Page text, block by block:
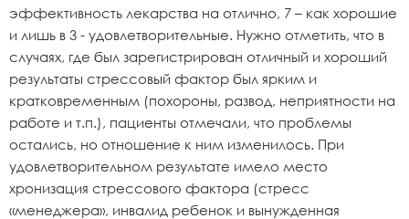
эффективность лекарства на отлично, 7 – как хорошие
и лишь в 3 - удовлетворительные. Нужно отметить, что в
случаях, где был зарегистрирован отличный и хороший
результаты стрессовый фактор был ярким и
кратковременным (похороны, развод, неприятности на
работе и т.п.), пациенты отмечали, что проблемы
остались, но отношение к ним изменилось. При
удовлетворительном результате имело место
хронизация стрессового фактора (стресс
«менеджера», инвалид ребенок и вынужденная